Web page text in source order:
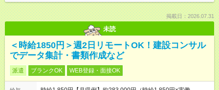
掲載日：2026.07.31
未読
＜時給1850円＞週2日リモートOK！建設コンサル
でデータ集計・書類作成など
派遣 ブランクOK WEB登録・面接OK